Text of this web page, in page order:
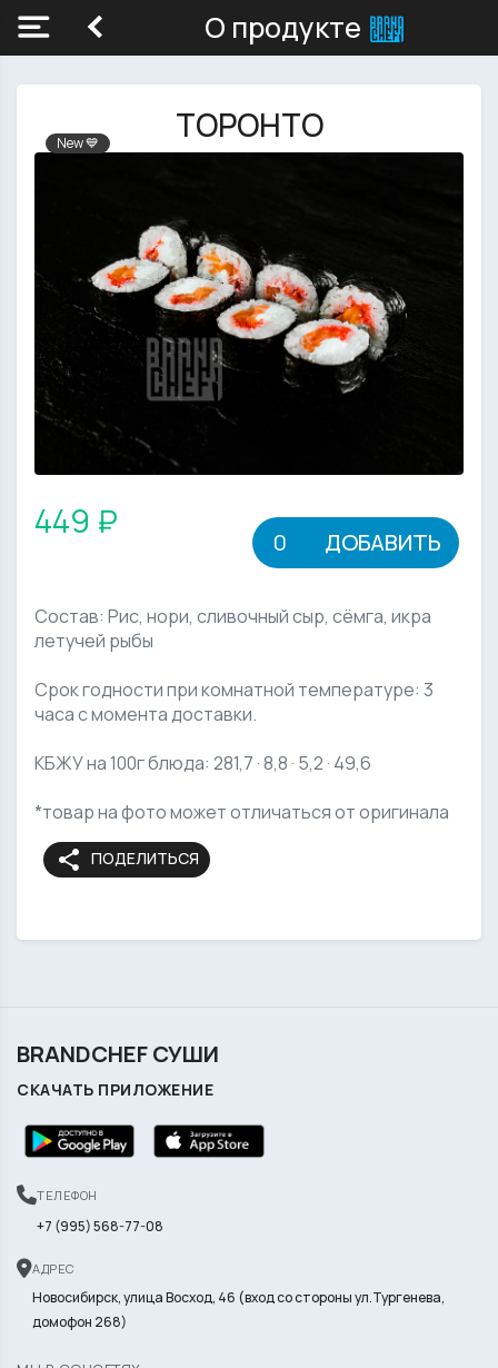
О продукте
ТОРОНТО
New 💙
449 ₽
ДОБАВИТЬ
Состав: Рис, нори, сливочный сыр, сёмга, икра
летучей рыбы
Срок годности при комнатной температуре: 3
часа с момента доставки.
КБЖУ на 100г блюда: 281,7 · 8,8 · 5,2 · 49,6
*товар на фото может отличаться от оригинала
share ПОДЕЛИТЬСЯ
BRANDCHEF СУШИ
СКАЧАТЬ ПРИЛОЖЕНИЕ
ТЕЛЕФОН
+7 (995) 568-77-08
АДРЕС
Новосибирск, улица Восход, 46 (вход со стороны ул.Тургенева,
домофон 268)